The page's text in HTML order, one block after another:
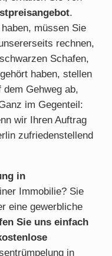
.
müssen Sie
rechnen,
Schafen,
haben, stellen
Gehweg ab,
im Gegenteil:
wir Ihren Auftrag
zufriedenstellend
in
Immobilie? Sie
eine gewerbliche
Sie uns einfach
in